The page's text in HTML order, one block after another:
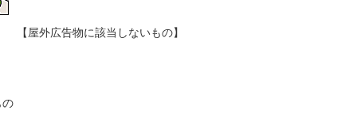
【屋外広告物に該当しないもの】
の